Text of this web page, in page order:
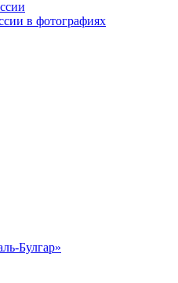
в фотографиях
Булгар»